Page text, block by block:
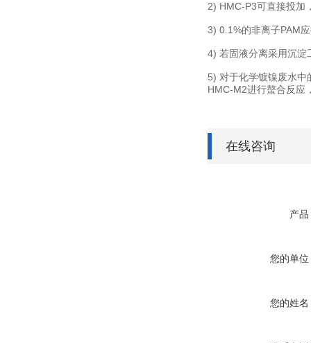
2) HMC-P3可直接投加
3) 0.1%的非离子PAM
4) 若固液分离采用沉淀
5) 对于化学镀镍废水
HMC-M2进行螯合反应
在线咨询
产品
您的单位
您的姓名